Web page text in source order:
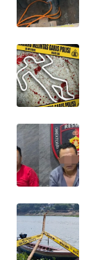
WAHANA
PERSONA
WAHANA
OTOMOTIF
HEALTH
WAHANA
DESA
LAPAK
WAHANA